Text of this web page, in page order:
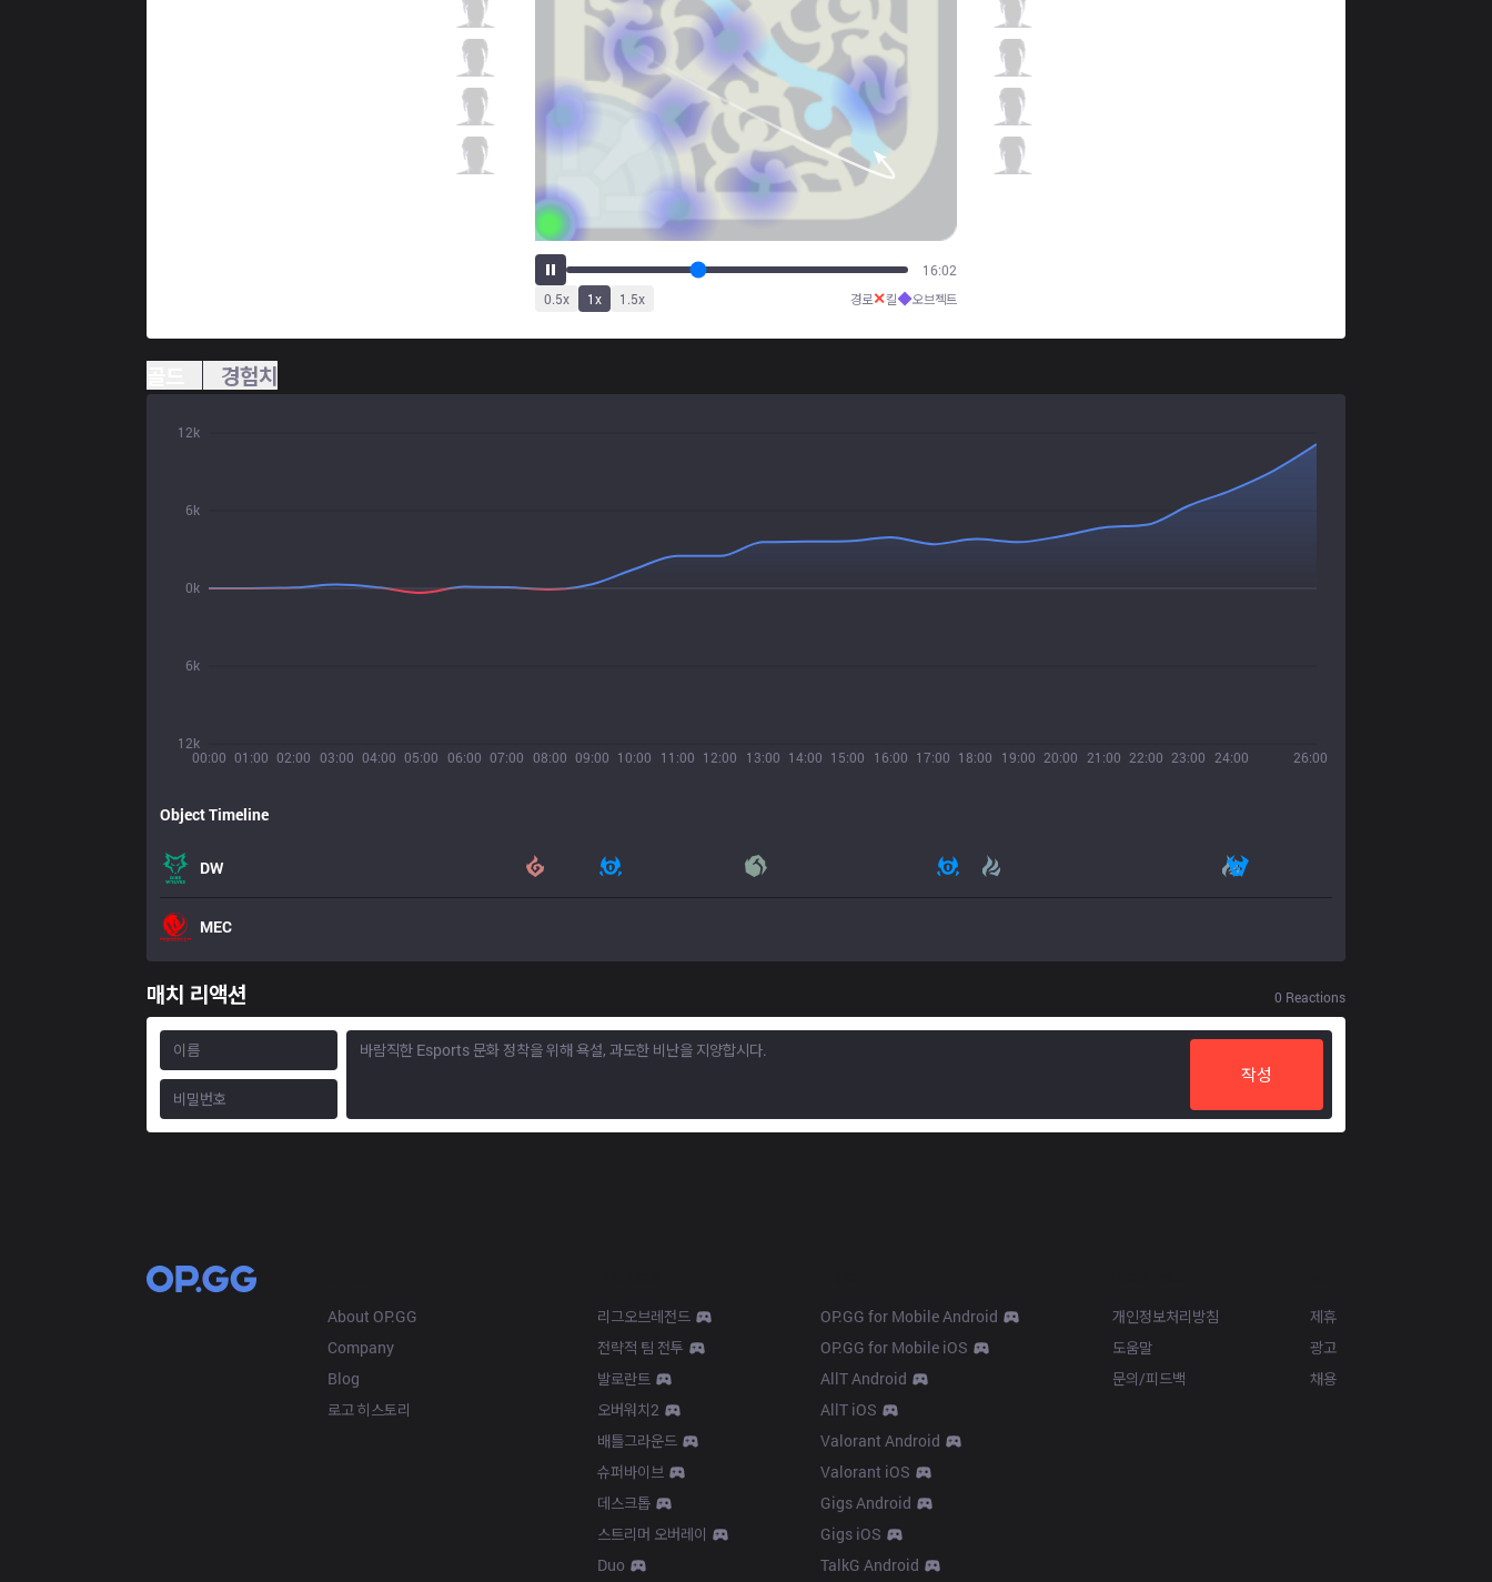
20:01
0.5x 1x 1.5x 경로✕킬◆오브젝트
경험치
00:00 01:00 02:00 03:00 04:00 05:00 06:00 07:00 08:00 09:00 10:00 11:00 12:00 13:00 14:00 15:00 16:00 17:00 18:00 19:00 20:00 21:00 22:00 23:00 24:00 26:00
12k
6k
0k
6k
12k
Object Timeline
DW
MEC
매치 리액션 0 Reactions
작성
About OP.GG
Company
Blog
로고 히스토리
리그오브레전드
전략적 팀 전투
발로란트
오버워치2
배틀그라운드
슈퍼바이브
데스크톱
스트리머 오버레이
Duo
OP.GG for Mobile Android
OP.GG for Mobile iOS
AllT Android
AllT iOS
Valorant Android
Valorant iOS
Gigs Android
Gigs iOS
TalkG Android
개인정보처리방침
도움말
문의/피드백
제휴
광고
채용